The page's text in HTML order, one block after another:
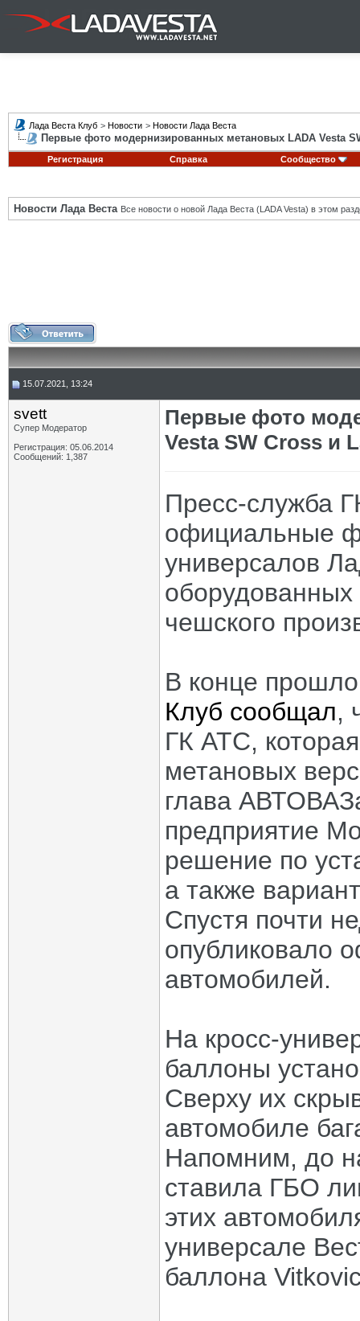
Лада Веста Клуб > Новости > Новости Лада Веста
Первые фото модернизированных метановых LADA Vesta
Регистрация Справка Сообщество
Новости Лада Веста Все новости о новой Лада Веста (LADA Vesta) в этом
15.07.2021, 13:24
svett
Супер Модератор
Регистрация: 05.06.2014
Сообщений: 1,387
Первые фото
Vesta SW Cross и
Пресс-служба
официальные
универсалов
чешского
В конце
Клуб сообщал,
ГК АТС,
метановых
глава
предприятие
решение по
а также
Спустя почти
опубликовало
автомобилей.
На кросс-
баллоны
Сверху их
автомобиле
Напомним, до
ставила ГБО
этих
универсале
баллона